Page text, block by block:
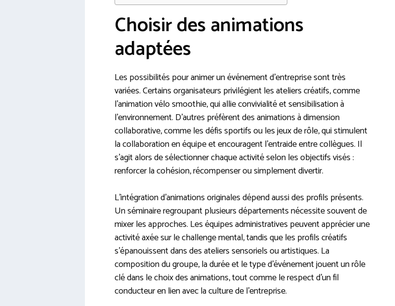
Choisir des animations
adaptées
Les possibilités pour animer un événement d’entreprise sont très
variées. Certains organisateurs privilégient les ateliers créatifs, comme
l’animation vélo smoothie, qui allie convivialité et sensibilisation à
l’environnement. D’autres préfèrent des animations à dimension
collaborative, comme les défis sportifs ou les jeux de rôle, qui stimulent
la collaboration en équipe et encouragent l’entraide entre collègues. Il
s’agit alors de sélectionner chaque activité selon les objectifs visés :
renforcer la cohésion, récompenser ou simplement divertir.
L’intégration d’animations originales dépend aussi des profils présents.
Un séminaire regroupant plusieurs départements nécessite souvent de
mixer les approches. Les équipes administratives peuvent apprécier une
activité axée sur le challenge mental, tandis que les profils créatifs
s’épanouissent dans des ateliers sensoriels ou artistiques. La
composition du groupe, la durée et le type d’événement jouent un rôle
clé dans le choix des animations, tout comme le respect d’un fil
conducteur en lien avec la culture de l’entreprise.